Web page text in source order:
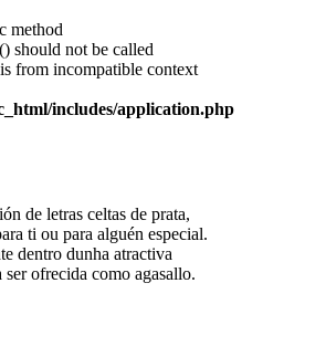
method
should not be called
from incompatible context
includes/application.php
de letras celtas de prata,
ti ou para alguén especial.
dentro dunha atractiva
ofrecida como agasallo.